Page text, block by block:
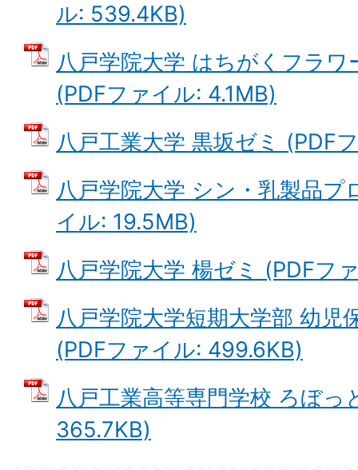
ル: 539.4KB)
八戸学院大学 はちがくフラ
(PDFファイル: 4.1MB)
八戸工業大学 黒坂ゼミ (PDF
八戸学院大学 シン・乳製品
イル: 19.5MB)
八戸学院大学 楊ゼミ (PDFフ
八戸学院大学短期大学部 幼児
(PDFファイル: 499.6KB)
八戸工業高等専門学校 ろぼっ
365.7KB)